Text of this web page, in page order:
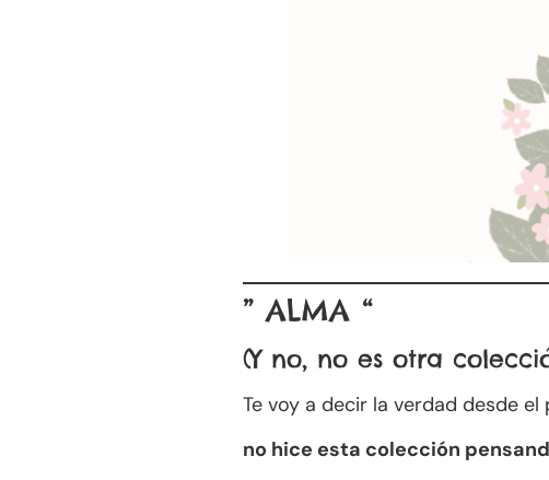
” ALMA “
(Y no, no es otra
Te voy a decir la verdad desde el
no hice esta colección